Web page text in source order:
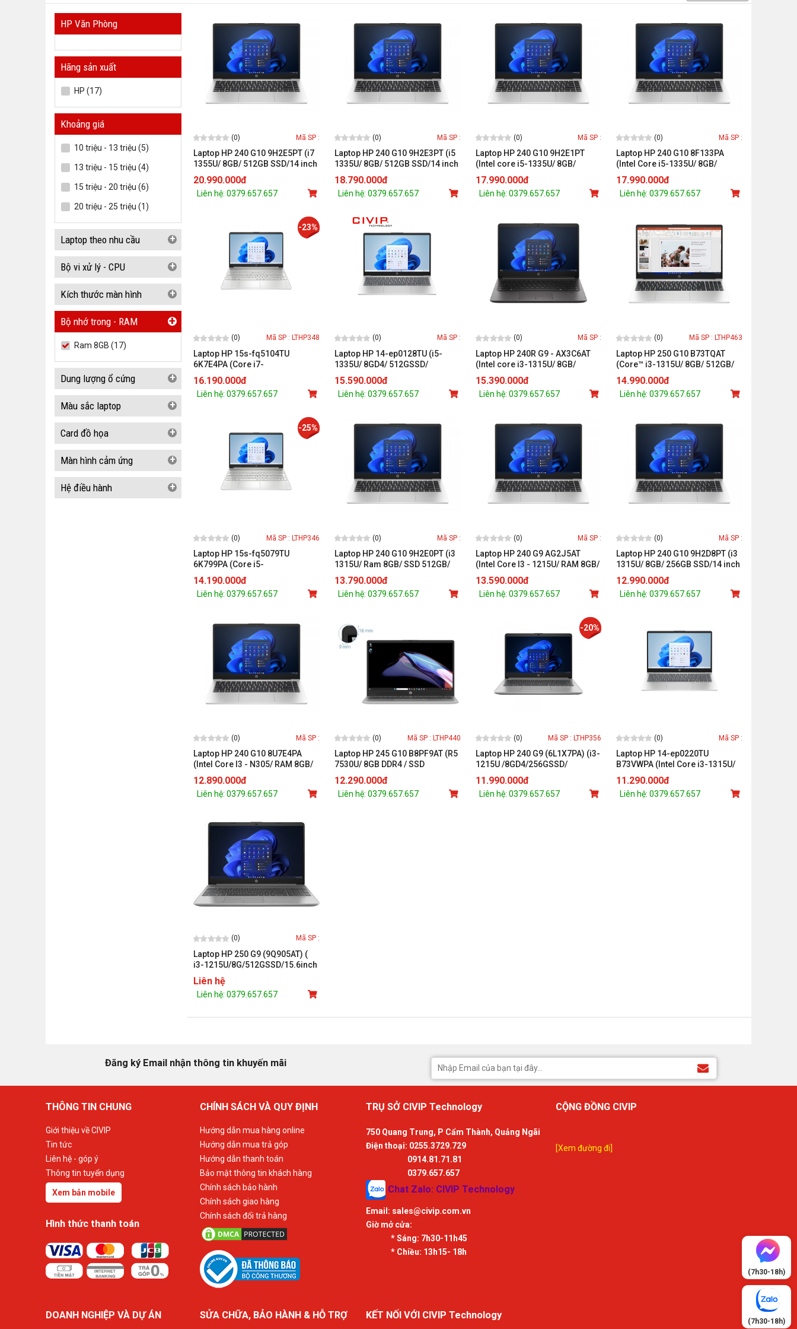
(7h30-18h)
(7h30-18h)
(0) Mã SP :
Laptop HP 240 G10 9H2E5PT (i7
1355U/ 8GB/ 512GB SSD/14 inch
FHD/Win11/ Silver)
20.990.000đ
Liên hệ: 0379.657.657
(0) Mã SP :
Laptop HP 240 G10 9H2E3PT (i5
1335U/ 8GB/ 512GB SSD/14 inch
FHD/Win11/ Silver)
18.790.000đ
Liên hệ: 0379.657.657
(0) Mã SP :
Laptop HP 240 G10 9H2E1PT
(Intel core i5-1335U/ 8GB/
256GB/ 14.0FHD/ Intel UHD
Graphics/ W11SL/ BẠC)
17.990.000đ
Liên hệ: 0379.657.657
(0) Mã SP :
Laptop HP 240 G10 8F133PA
(Intel Core i5-1335U/ 8GB/
256GB/ Intel Iris Xe/ 14 inch
FHD/ Win 11/ Bạc)
17.990.000đ
Liên hệ: 0379.657.657
-23%
(0) Mã SP : LTHP348
Laptop HP 15s-fq5104TU
6K7E4PA (Core i7-
1255U/8GB/512GB/Iris® Xᵉ
Graphics/15.6 inch HD/Windows
11 Home/Natural silver)
16.190.000đ
Liên hệ: 0379.657.657
(0) Mã SP :
Laptop HP 14-ep0128TU (i5-
1335U/ 8GD4/ 512GSSD/
14.0FHD/ Wlax/ BT5/ 3C41WHr/
W11SL/ BẠC) (8U6L5PA)
15.590.000đ
Liên hệ: 0379.657.657
(0) Mã SP :
Laptop HP 240R G9 - AX3C6AT
(Intel core i3-1315U/ 8GB/
512GB SSD/ Windows 11 Home
SL)
15.390.000đ
Liên hệ: 0379.657.657
(0) Mã SP : LTHP463
Laptop HP 250 G10 B73TQAT
(Core™ i3-1315U/ 8GB/ 512GB/
Intel® UHD Graphics/ 15.6 inch
FHD/ Win 11/ Bạc)
14.990.000đ
Liên hệ: 0379.657.657
-25%
(0) Mã SP : LTHP346
Laptop HP 15s-fq5079TU
6K799PA (Core i5-
1235U/8GB/512GB/Iris® Xᵉ
Graphics/15.6 inch HD/Windows
11 Home/Natural silver)
14.190.000đ
Liên hệ: 0379.657.657
(0) Mã SP :
Laptop HP 240 G10 9H2E0PT (i3
1315U/ Ram 8GB/ SSD 512GB/
Windows 11/ 1Y/ Bạc)
13.790.000đ
Liên hệ: 0379.657.657
(0) Mã SP :
Laptop HP 240 G9 AG2J5AT
(Intel Core I3 - 1215U/ RAM 8GB/
512GB SSD/ Intel UHD Graphics/
14 Inch FHD/ 3 Cell/ Win 11SL/
1Yr)
13.590.000đ
Liên hệ: 0379.657.657
(0) Mã SP :
Laptop HP 240 G10 9H2D8PT (i3
1315U/ 8GB/ 256GB SSD/14 inch
FHD/Win11/ Silver)
12.990.000đ
Liên hệ: 0379.657.657
(0) Mã SP :
Laptop HP 240 G10 8U7E4PA
(Intel Core I3 - N305/ RAM 8GB/
512GB SSD/ 14 Inch FHD/ Intel
UHD Graphics/ 3Cell/ Win 11SL/
1Yr)
12.890.000đ
Liên hệ: 0379.657.657
(0) Mã SP : LTHP440
Laptop HP 245 G10 B8PF9AT (R5
7530U/ 8GB DDR4 / SSD
512GB/14.0 FHD/ Bạc/Win11)
12.290.000đ
Liên hệ: 0379.657.657
-20%
(0) Mã SP : LTHP356
Laptop HP 240 G9 (6L1X7PA) (i3-
1215U /8GD4/256GSSD/
14.0FHD/Wlac/BT4.2/3C41WHr/W11SL/BẠC
11.990.000đ
Liên hệ: 0379.657.657
(0) Mã SP :
Laptop HP 14-ep0220TU
B73VWPA (Intel Core i3-1315U/
8GB/ 512GB/ Intel UHD/ 14 inch
FHD/ Win 11/ Bạc)
11.290.000đ
Liên hệ: 0379.657.657
(0) Mã SP :
Laptop HP 250 G9 (9Q905AT) (
i3-1215U/8G/512GSSD/15.6inch
FHD/W11H/BẠC)
Liên hệ
Liên hệ: 0379.657.657
HP Văn Phòng
Hãng sản xuất
HP (17)
Khoảng giá
10 triệu - 13 triệu (5)
13 triệu - 15 triệu (4)
15 triệu - 20 triệu (6)
20 triệu - 25 triệu (1)
Laptop theo nhu cầu +
Bộ vi xử lý - CPU +
Kích thước màn hình +
Bộ nhớ trong - RAM +
Ram 8GB (17)
Dung lượng ổ cứng +
Màu sắc laptop +
Card đồ họa +
Màn hình cảm ứng +
Hệ điều hành +
Đăng ký Email nhận thông tin khuyến mãi
THÔNG TIN CHUNG
Giới thiệu về CIVIP
Tin tức
Liên hệ - góp ý
Thông tin tuyển dụng
Xem bản mobile
Hình thức thanh toán
CHÍNH SÁCH VÀ QUY ĐỊNH
Hướng dẫn mua hàng online
Hướng dẫn mua trả góp
Hướng dẫn thanh toán
Bảo mật thông tin khách hàng
Chính sách bảo hành
Chính sách giao hàng
Chính sách đổi trả hàng
TRỤ SỞ CIVIP Technology
750 Quang Trung, P Cẩm Thành, Quảng Ngãi
Điện thoại: 0255.3729.729
0914.81.71.81
0379.657.657
Chat Zalo: CIVIP Technology
Email: sales@civip.com.vn
Giờ mở cửa:
* Sáng: 7h30-11h45
* Chiều: 13h15- 18h
CỘNG ĐỒNG CIVIP
[Xem đường đi]
DOANH NGHIỆP VÀ DỰ ÁN SỬA CHỮA, BẢO HÀNH & HỖ TRỢ KẾT NỐI VỚI CIVIP Technology